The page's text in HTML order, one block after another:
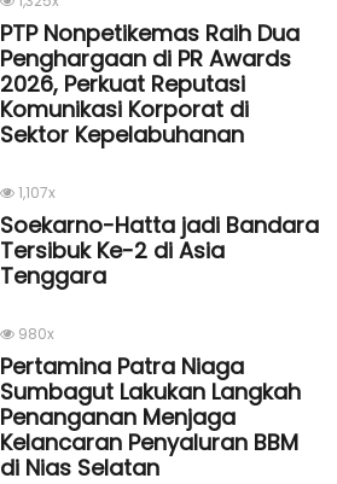
PTP Nonpetikemas Raih Dua
Penghargaan di PR Awards
2026, Perkuat Reputasi
Komunikasi Korporat di
Sektor Kepelabuhanan
1,107x
Soekarno-Hatta jadi Bandara
Tersibuk Ke-2 di Asia
Tenggara
980x
Pertamina Patra Niaga
Sumbagut Lakukan Langkah
Penanganan Menjaga
Kelancaran Penyaluran BBM
di Nias Selatan